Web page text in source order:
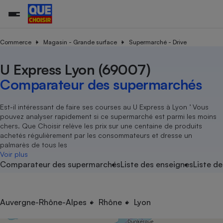
Commerce Magasin - Grande surface Supermarché - Drive
U Express Lyon (69007)
Comparateur des supermarchés
Est-il intéressant de faire ses courses au U Express à Lyon ’ Vous
pouvez analyser rapidement si ce supermarché est parmi les moins
chers. Que Choisir relève les prix sur une centaine de produits
achetés régulièrement par les consommateurs et dresse un
palmarès de tous les
Voir plus
Comparateur des supermarchésListe des enseignesListe
Auvergne-Rhône-Alpes Rhône Lyon
Nutrition
Assurance auto
Magasin - Grande surface
Méthode de vente -
Organismes de défense
Système judiciairegratuit
Déchet
Achat - Vente - Travaux
Location
Sport
électrique
Démarche administrative
Senior
Service marchand
Train
Transport aérien
Toutes les actualités
Enquêtes
Guides d'achat
Conseils
Brèves
Tous les services
Soumettre un litige
Lettres types
Rencontrer une association locale
Tous nos combats
Nos actions
Nos grandes victoires
Les billets de la présidente
Nos associations locales
Nous rejoindre
En savoir plus sur Que Choisir Ensemble
?
L’association
Nos missions
Notre méthodologie
Notre financement
Nos partenaires
Nous rejoindre